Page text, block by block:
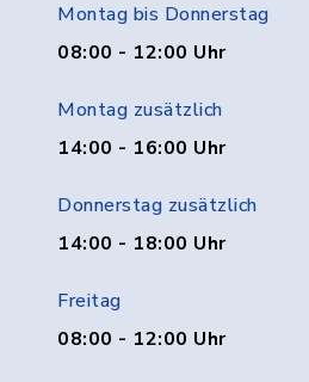
Montag bis Donnerstag
08:00 - 12:00 Uhr
Montag zusätzlich
14:00 - 16:00 Uhr
Donnerstag zusätzlich
14:00 - 18:00 Uhr
Freitag
08:00 - 12:00 Uhr